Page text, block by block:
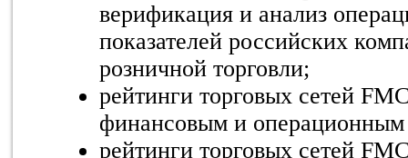
верификация и анализ
показателей российских
розничной торговли;
рейтинги торговых сетей
финансовым и операционным
рейтинги торговых сетей